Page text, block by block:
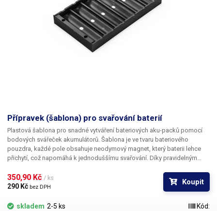
Přípravek (šablona) pro svařování baterií
Plastová šablona pro snadné vytváření bateriových aku-packů pomocí
bodových svářeček akumulátorů. Šablona je ve tvaru bateriového
pouzdra, každé pole obsahuje neodymový magnet, který baterii lehce
přichytí, což napomáhá k jednoduššímu svařování. Díky pravidelným
vypadající aku packy. Tento přípravek je součástí balení svářečky
Sunkko 907A. K dispozici v různých barvách (oranžovo-červená a černá)
350,90 Kč / ks
290 Kč bez DPH
Koupit
skladem 2-5 ks
Kód: